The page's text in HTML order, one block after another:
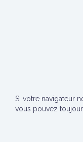
Si votre navigateur
vous pouvez